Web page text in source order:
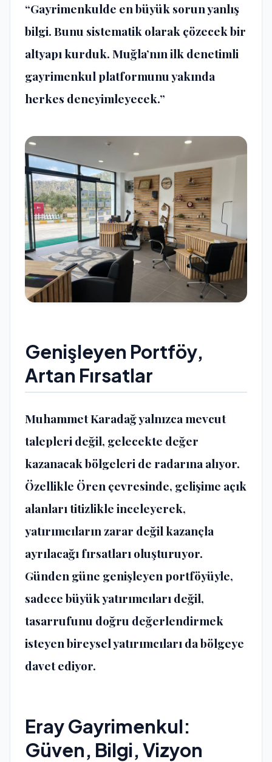
“Gayrimenkulde en büyük sorun yanlış
bilgi. Bunu sistematik olarak çözecek bir
altyapı kurduk. Muğla’nın ilk denetimli
gayrimenkul platformunu yakında
herkes deneyimleyecek.”
Genişleyen Portföy,
Artan Fırsatlar
Muhammet Karadağ yalnızca mevcut
talepleri değil, gelecekte değer
kazanacak bölgeleri de radarına alıyor.
Özellikle Ören çevresinde, gelişime açık
alanları titizlikle inceleyerek,
yatırımcıların zarar değil kazançla
ayrılacağı fırsatları oluşturuyor.
Günden güne genişleyen portföyüyle,
sadece büyük yatırımcıları değil,
tasarrufunu doğru değerlendirmek
isteyen bireysel yatırımcıları da bölgeye
davet ediyor.
Eray Gayrimenkul:
Güven, Bilgi, Vizyon